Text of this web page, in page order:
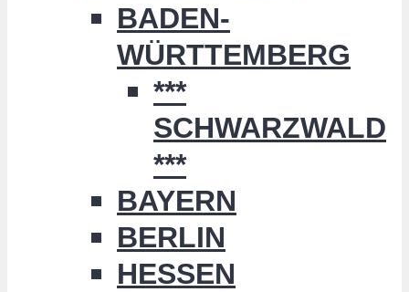
BADEN-
WÜRTTEMBERG
***
SCHWARZWALD
***
BAYERN
BERLIN
HESSEN